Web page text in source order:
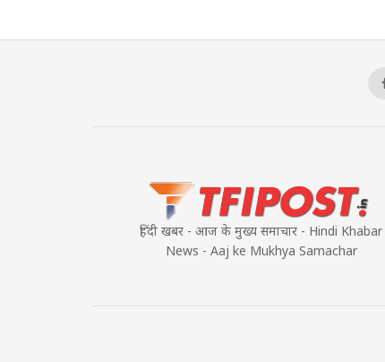
हिंदी खबर - आज के मुख्य समाचार - Hindi Khabar
News - Aaj ke Mukhya Samachar